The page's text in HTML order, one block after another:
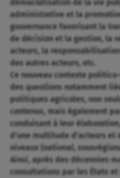
démocratisation de la vie
administrative et la
gouvernance favorisant la
de décision et la gestion, la
acteurs, la
des autres acteurs, etc.
Ce nouveau contexte
des questions notamment
politiques agricoles, non
contenus, mais également
conduisant à leur
d’une multitude d’acteurs
niveaux (national,
Ainsi, après des décennies
consultations par les États